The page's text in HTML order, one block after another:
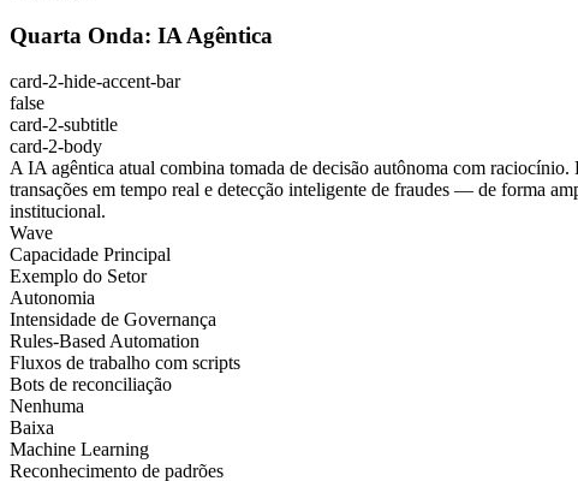
Quarta Onda: IA Agêntica
card-2-hide-accent-bar
false
card-2-subtitle
card-2-body
A IA agêntica atual combina tomada de decisão autônoma com
transações em tempo real e detecção inteligente de fraudes — de forma
institucional.
Wave
Capacidade Principal
Exemplo do Setor
Autonomia
Intensidade de Governança
Rules-Based Automation
Fluxos de trabalho com scripts
Bots de reconciliação
Nenhuma
Baixa
Machine Learning
Reconhecimento de padrões